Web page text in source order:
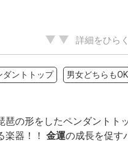
詳細をひらく
ダントトップ 男女どちらもOK
琶の形をしたペンダントト
楽器！！ 金運の成長を促す